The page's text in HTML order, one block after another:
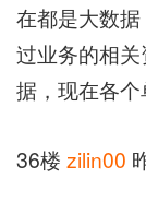
在都是大数
过业务的相
据，现在各个
36楼 zilin00